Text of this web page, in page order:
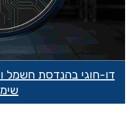
דו-חוגי בהנדסת חשמל